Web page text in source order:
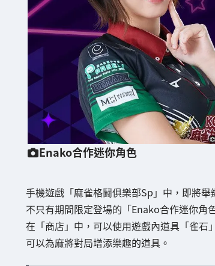
Enako合作迷你角色
手機遊戲「麻雀格鬪俱樂部Sp」中，即將舉
不只有期間限定登場的「Enako合作迷你角
在「商店」中，可以使用遊戲內道具「雀
可以為麻將對局增添樂趣的道具。